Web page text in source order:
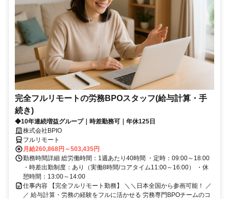
完全フルリモートの労務BPOスタッフ(給与計算・手
続き)
◆10年連続増益グループ｜時差勤務可｜年休125日
株式会社BPIO
フルリモート
月給260,868円～503,435円
勤務時間詳細 総労働時間：1週あたり40時間 ・定時：09:00～18:00
・時差出勤制度：あり（実働8時間/コアタイム11:00～16:00） ・休
憩時間：13:00～14:00
仕事内容 【完全フルリモート勤務】 ＼＼日本全国から参画可能！ ／
／ 給与計算・労務の経験をフルに活かせる 労務専門BPOチームのコ